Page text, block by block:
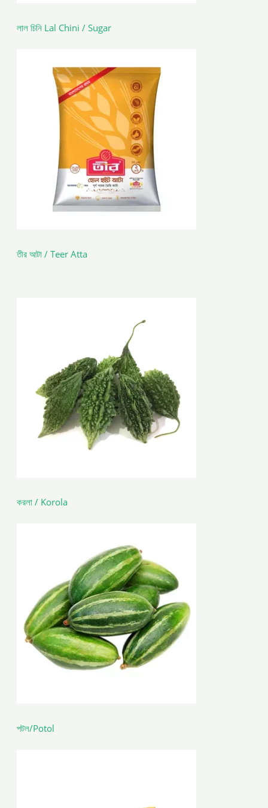
লাল চিনি Lal Chini / Sugar
তীর আটা / Teer Atta
করলা / Korola
পটল/Potol